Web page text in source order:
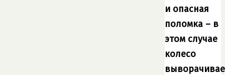
и опасная
поломка – в
этом случае
колесо